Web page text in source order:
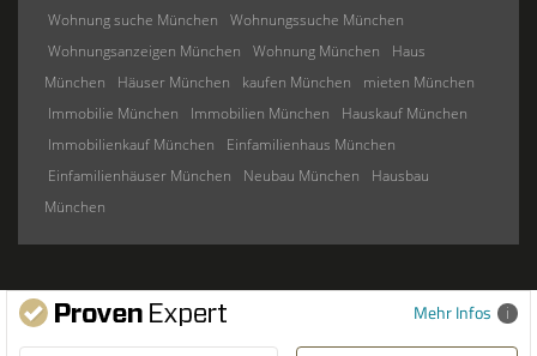
Wohnung suche München
Wohnungssuche München
Wohnungsanzeigen München
Wohnung München
Haus
München
Häuser München kaufen München
mieten München
Immobilie München
Immobilien München
Hauskauf München
Immobilienkauf München
Einfamilienhaus München
Einfamilienhäuser München
Neubau München
Hausbau
München
Mehr Infos